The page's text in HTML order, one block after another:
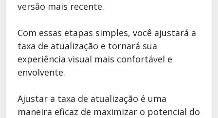
versão mais recente.
Com essas etapas simples, você ajustará a
taxa de atualização e tornará sua
experiência visual mais confortável e
envolvente.
Ajustar a taxa de atualização é uma
maneira eficaz de maximizar o potencial do